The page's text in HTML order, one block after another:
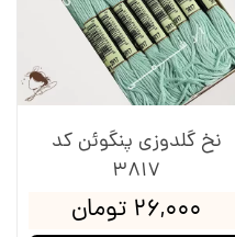
نخ گلدوزی پنگوئن کد
3817
۲۶,۰۰۰ تومان